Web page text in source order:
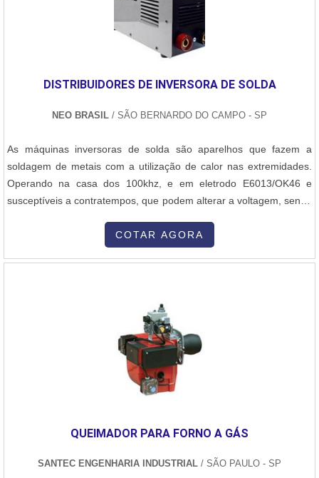
DISTRIBUIDORES DE INVERSORA DE SOLDA
NEO BRASIL / SÃO BERNARDO DO CAMPO - SP
As máquinas inversoras de solda são aparelhos que fazem a
soldagem de metais com a utilização de calor nas extremidades.
Operando na casa dos 100khz, e em eletrodo E6013/OK46 e
susceptíveis a contratempos, que podem alterar a voltagem, sendo
de inversora de solda é bastante usado em grande parte em
serralherias, mas também é fortemente presente nas indústrias.
COTAR AGORA
QUEIMADOR PARA FORNO A GÁS
SANTEC ENGENHARIA INDUSTRIAL / SÃO PAULO - SP